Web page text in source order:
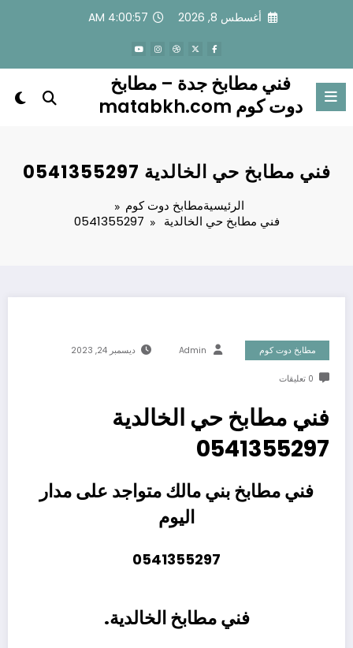
أغسطس 8, 2026 4:00:58 AM
فني مطابخ جدة – مطابخ
دوت كوم matabkh.com
فني مطابخ حي الخالدية 0541355297
الرئيسيةمطابخ دوت كوم
فني مطابخ حي الخالدية 0541355297
مطابخ دوت كوم Admin ديسمبر 24, 2023
0 تعليقات
فني مطابخ حي الخالدية
0541355297
فني مطابخ بني مالك متواجد على مدار
اليوم
0541355297
فني مطابخ الخالدية.